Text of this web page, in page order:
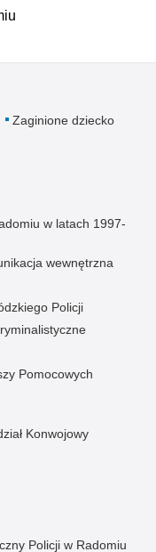
Zaginione dziecko
w latach 1997-
wewnętrzna
Policji
Pomocowych
Konwojowy
Policji w Radomiu